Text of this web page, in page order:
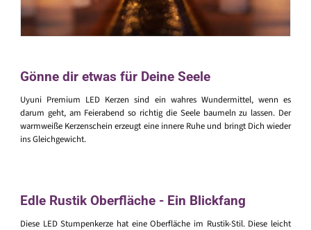
Gönne dir etwas für Deine Seele
Uyuni Premium LED Kerzen sind ein wahres Wundermittel, wenn es
darum geht, am Feierabend so richtig die Seele baumeln zu lassen. Der
warmweiße Kerzenschein erzeugt eine innere Ruhe und bringt Dich wieder
ins Gleichgewicht.
Edle Rustik Oberfläche - Ein Blickfang
Diese LED Stumpenkerze hat eine Oberfläche im Rustik-Stil. Diese leicht